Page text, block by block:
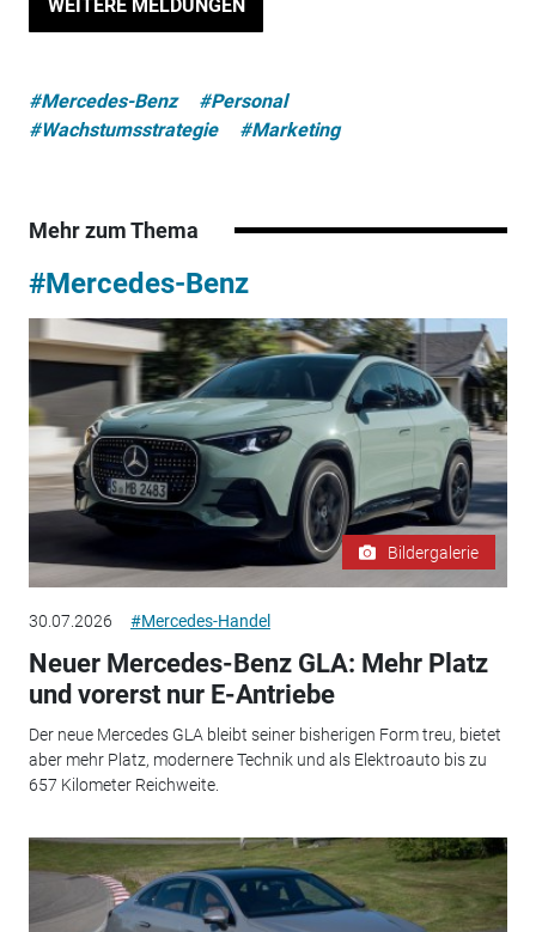
WEITERE MELDUNGEN
#Mercedes-Benz
#Personal
#Wachstumsstrategie
#Marketing
Mehr zum Thema
#Mercedes-Benz
Bildergalerie
30.07.2026 #Mercedes-Handel
Neuer Mercedes-Benz GLA: Mehr Platz
und vorerst nur E-Antriebe
Der neue Mercedes GLA bleibt seiner bisherigen Form treu, bietet
aber mehr Platz, modernere Technik und als Elektroauto bis zu
657 Kilometer Reichweite.